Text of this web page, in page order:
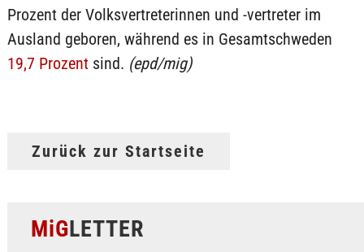
Prozent der Volksvertreterinnen und -vertreter im
Ausland geboren, während es in Gesamtschweden
19,7 Prozentsind. (epd/mig)
Zurück zur Startseite
MiGLETTER